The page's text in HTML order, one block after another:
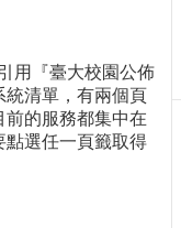
用『臺大校園公佈
統清單，有兩個頁
的服務都集中在
點選任一頁籤取得